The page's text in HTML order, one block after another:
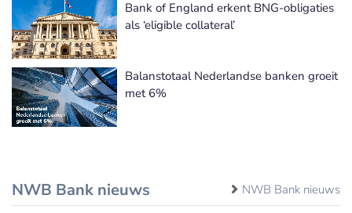
Bank of England erkent BNG-obligaties
als ‘eligible collateral’
Balanstotaal Nederlandse banken groeit
met 6%
NWB Bank nieuws NWB Bank nieuws